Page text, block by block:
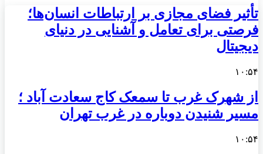
تأثیر فضای مجازی بر ارتباطات انسان‌ها؛
فرصتی برای تعامل و آشنایی در دنیای
دیجیتال
۱۰:۵۴
از شهرک غرب تا سمعک کاج سعادت آباد ؛
مسیر شنیدن دوباره در غرب تهران
۱۰:۵۴